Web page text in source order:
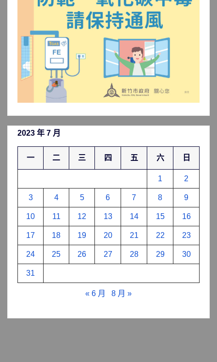
2023 年 7 月
一 二 三 四 五 六 日
1 2
3 4 5 6 7 8 9
10 11 12 13 14 15 16
17 18 19 20 21 22 23
24 25 26 27 28 29 30
31
« 6 月 8 月 »